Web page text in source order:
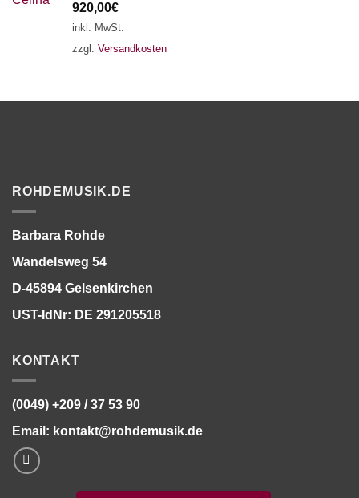
920,00€
inkl. MwSt.
zzgl. Versandkosten
ROHDEMUSIK.DE
Barbara Rohde
Wandelsweg 54
D-45894 Gelsenkirchen
UST-IdNr: DE 291205518
KONTAKT
(0049) +209 / 37 53 90
Email: kontakt@rohdemusik.de